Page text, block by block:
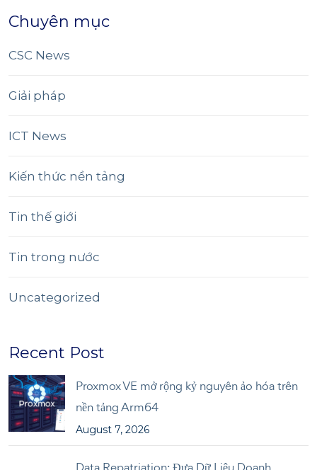
Chuyên mục
CSC News
Giải pháp
ICT News
Kiến thức nền tảng
Tin thế giới
Tin trong nước
Uncategorized
Recent Post
Proxmox VE mở rộng kỷ nguyên ảo hóa trên
nền tảng Arm64
August 7, 2026